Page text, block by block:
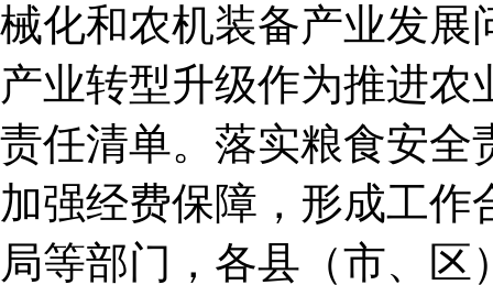
械化和农机装备产业发展
产业转型升级作为推进
责任清单。落实粮食安全
加强经费保障，形成工
局等部门，各县（市、